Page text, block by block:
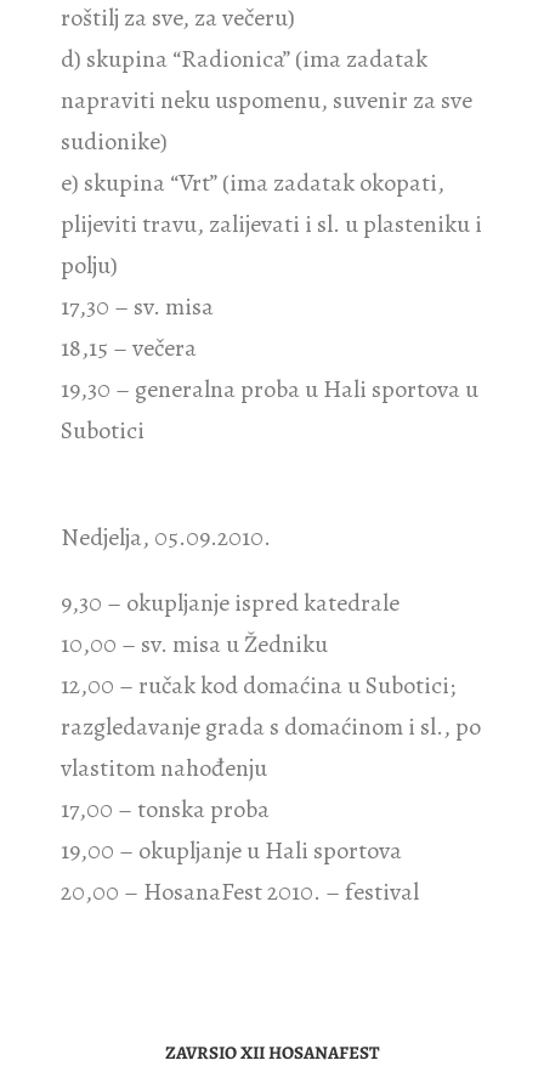
roštilj za sve, za večeru)
d) skupina “Radionica” (ima zadatak
napraviti neku uspomenu, suvenir za sve
sudionike)
e) skupina “Vrt” (ima zadatak okopati,
plijeviti travu, zalijevati i sl. u plasteniku i
polju)
17,30 – sv. misa
18,15 – večera
19,30 – generalna proba u Hali sportova u
Subotici
Nedjelja, 05.09.2010.
9,30 – okupljanje ispred katedrale
10,00 – sv. misa u Žedniku
12,00 – ručak kod domaćina u Subotici;
razgledavanje grada s domaćinom i sl., po
vlastitom nahođenju
17,00 – tonska proba
19,00 – okupljanje u Hali sportova
20,00 – HosanaFest 2010. – festival
ZAVRSIO XII HOSANAFEST